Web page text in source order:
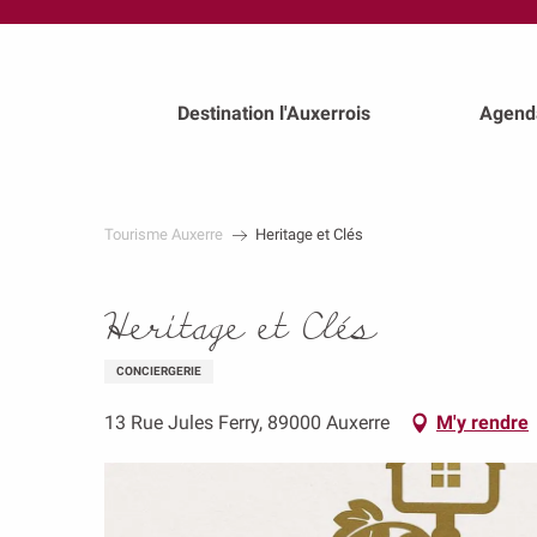
Destination l'Auxerrois
Tourisme Auxerre Heritage et Clés
Heritage et Clés
CONCIERGERIE
13 Rue Jules Ferry, 89000 Auxerre M'y rendre